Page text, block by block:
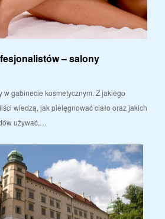
– salony
w gabinecie kosmetycznym. Z jakiego
wiedzą, jak pielęgnować ciało oraz jakich
używać,…